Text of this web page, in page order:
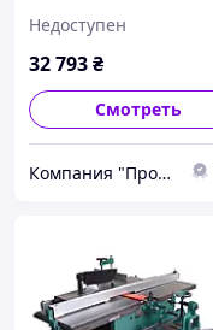
Недоступен
32 793₴
Смотреть
Компания "Пром Инструмент" - инструмент для профессионалов